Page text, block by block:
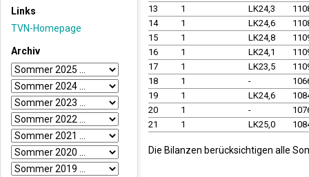
Links
TVN-Homepage
Archiv
13
1 LK24,3
14
1 LK24,6
15
1 LK24,8
16
1 LK24,1
17
1 LK23,5
18
1 -
19
1 LK24,6
20
1 -
21
1 LK25,0
Die Bilanzen berücksichtigen alle